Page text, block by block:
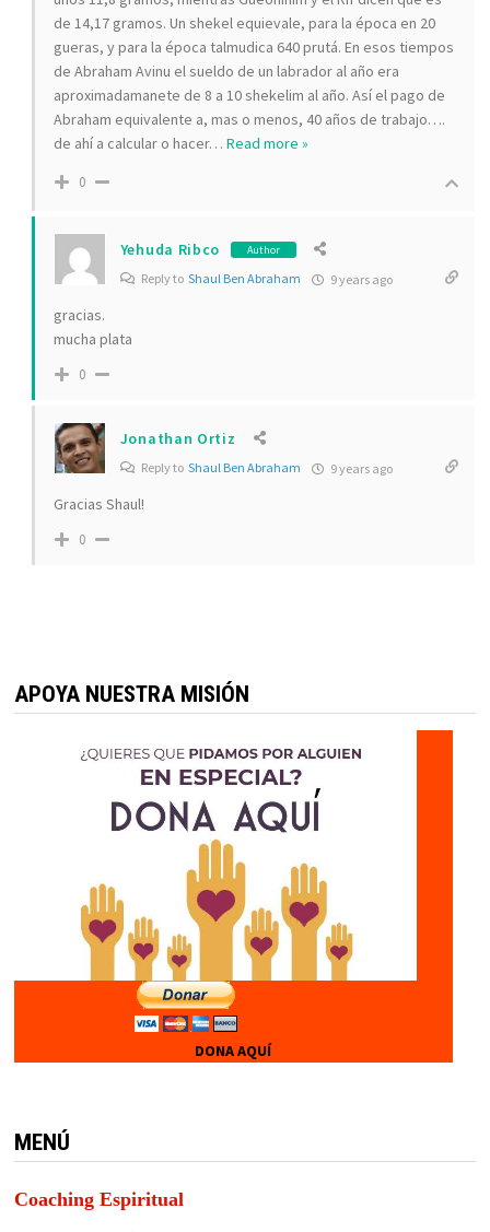
de 14,17 gramos. Un shekel equievale, para la época en 20
gueras, y para la época talmudica 640 prutá. En esos tiempos
de Abraham Avinu el sueldo de un labrador al año era
aproximadamanete de 8 a 10 shekelim al año. Así el pago de
Abraham equivalente a, mas o menos, 40 años de trabajo….
de ahí a calcular o hacer… Read more »
0
Yehuda Ribco Author
Reply to Shaul Ben Abraham 9 years ago
gracias.
mucha plata
0
Jonathan Ortiz
Reply to Shaul Ben Abraham 9 years ago
Gracias Shaul!
0
APOYA NUESTRA MISIÓN
DONA AQUÍ
MENÚ
Coaching Espiritual